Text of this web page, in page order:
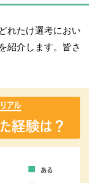
れたけ選考におい
紹介します。皆さ